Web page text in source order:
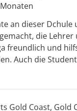
an dieser Dchule
die Lehrer
freundlich und
Auch die
Gold Coast, Gold